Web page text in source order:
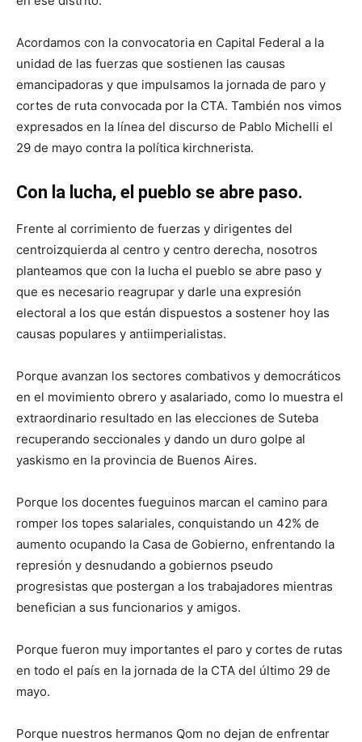
Acordamos con la convocatoria en Capital Federal a la
unidad de las fuerzas que sostienen las causas
emancipadoras y que impulsamos la jornada de paro y
cortes de ruta convocada por la CTA. También nos vimos
expresados en la línea del discurso de Pablo Michelli el
29 de mayo contra la política kirchnerista.
Con la lucha, el pueblo se abre paso.
Frente al corrimiento de fuerzas y dirigentes del
centroizquierda al centro y centro derecha, nosotros
planteamos que con la lucha el pueblo se abre paso y
que es necesario reagrupar y darle una expresión
electoral a los que están dispuestos a sostener hoy las
causas populares y antiimperialistas.
Porque avanzan los sectores combativos y democráticos
en el movimiento obrero y asalariado, como lo muestra el
extraordinario resultado en las elecciones de Suteba
recuperando seccionales y dando un duro golpe al
yaskismo en la provincia de Buenos Aires.
Porque los docentes fueguinos marcan el camino para
romper los topes salariales, conquistando un 42% de
aumento ocupando la Casa de Gobierno, enfrentando la
represión y desnudando a gobiernos pseudo
progresistas que postergan a los trabajadores mientras
benefician a sus funcionarios y amigos.
Porque fueron muy importantes el paro y cortes de rutas
en todo el país en la jornada de la CTA del último 29 de
mayo.
Porque nuestros hermanos Qom no dejan de enfrentar